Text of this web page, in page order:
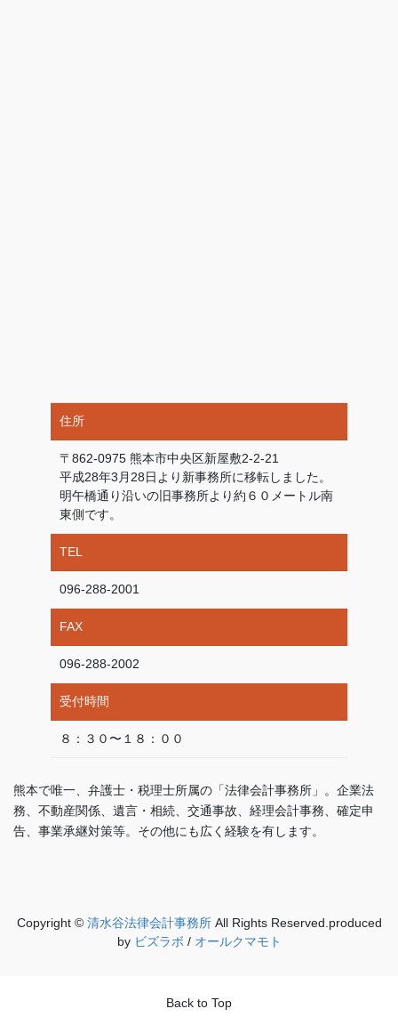
住所
〒862-0975 熊本市中央区新屋敷2-2-21
平成28年3月28日より新事務所に移転しました。
明午橋通り沿いの旧事務所より約６０メートル南
東側です。
TEL
096-288-2001
FAX
096-288-2002
受付時間
８：３０〜１８：００
熊本で唯一、弁護士・税理士所属の「法律会計事務所」。企業法
務、不動産関係、遺言・相続、交通事故、経理会計事務、確定申
告、事業承継対策等。その他にも広く経験を有します。
Copyright © 清水谷法律会計事務所 All Rights Reserved.produced
by ビズラボ / オールクマモト
Back to Top